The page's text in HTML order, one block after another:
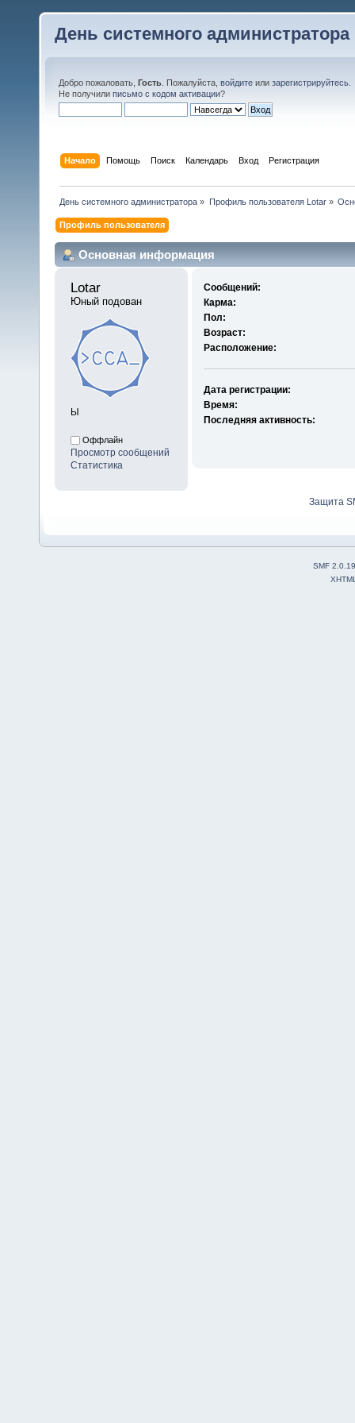
День системного администратора
Добро пожаловать, Гость . Пожалуйста, войдите или зарегистрируйтесь
Не получили письмо с кодом активации?
Начало Помощь Поиск Календарь Вход Регистрация
День системного администратора » Профиль пользователя Lotar»
Профиль пользователя
Основная информация
Lotar
Юный подован
Ы
Оффлайн
Просмотр сообщений
Статистика
Сообщений:
Карма:
Пол:
Возраст:
Расположение:
Дата регистрации:
Время:
Последняя активность:
Защита
SMF 2.0.19